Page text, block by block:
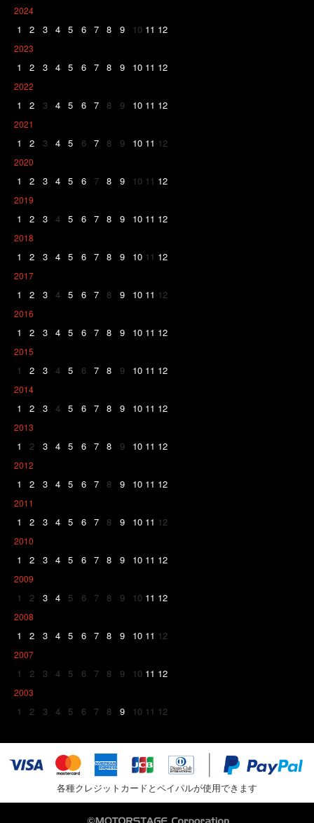
2024
1 2 3 4 5 6 7 8 9 10 11 12
2023
1 2 3 4 5 6 7 8 9 10 11 12
2022
1 2 3 4 5 6 7 8 9 10 11 12
2021
1 2 3 4 5 6 7 8 9 10 11 12
2020
1 2 3 4 5 6 7 8 9 10 11 12
2019
1 2 3 4 5 6 7 8 9 10 11 12
2018
1 2 3 4 5 6 7 8 9 10 11 12
2017
1 2 3 4 5 6 7 8 9 10 11 12
2016
1 2 3 4 5 6 7 8 9 10 11 12
2015
1 2 3 4 5 6 7 8 9 10 11 12
2014
1 2 3 4 5 6 7 8 9 10 11 12
2013
1 2 3 4 5 6 7 8 9 10 11 12
2012
1 2 3 4 5 6 7 8 9 10 11 12
2011
1 2 3 4 5 6 7 8 9 10 11 12
2010
1 2 3 4 5 6 7 8 9 10 11 12
2009
1 2 3 4 5 6 7 8 9 10 11 12
2008
1 2 3 4 5 6 7 8 9 10 11 12
2007
1 2 3 4 5 6 7 8 9 10 11 12
2003
1 2 3 4 5 6 7 8 9 10 11 12
各種クレジットカードとペイパルが使用できます